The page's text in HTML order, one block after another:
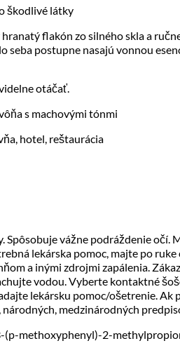
škodlivé látky
flakón zo silného skla a
postupne nasajú vonnou
otáčať.
s machovými tónmi
hotel, reštaurácia
vážne podráždenie očí.
lekárska pomoc, majte po
a inými zdrojmi zapálenia.
vodou. Vyberte kontaktné
lekársku pomoc/ošetrenie.
medzinárodných
(p-methoxyphenyl)-2-